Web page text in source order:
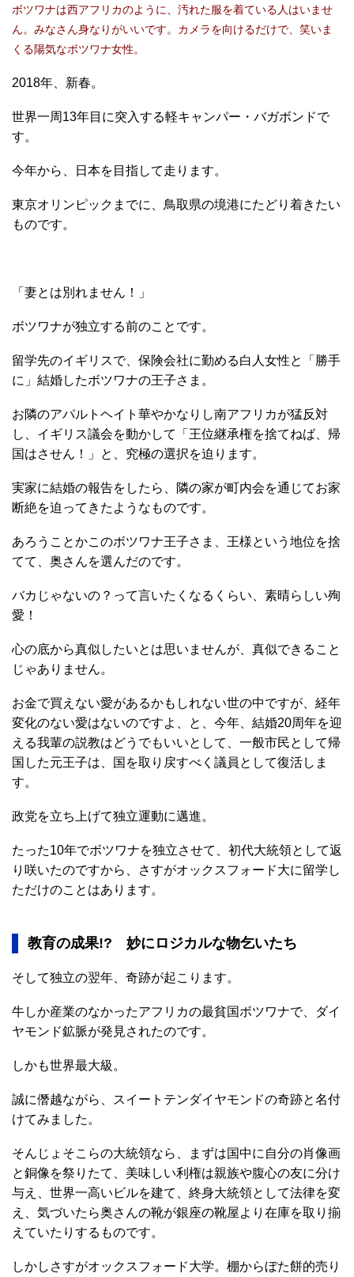
ボツワナは西アフリカのように、汚れた服を着ている人はいませ
ん。みなさん身なりがいいです。カメラを向けるだけで、笑いま
くる陽気なボツワナ女性。
2018年、新春。
世界一周13年目に突入する軽キャンパー・バガボンドで
す。
今年から、日本を目指して走ります。
東京オリンピックまでに、鳥取県の境港にたどり着きたい
ものです。
「妻とは別れません！」
ボツワナが独立する前のことです。
留学先のイギリスで、保険会社に勤める白人女性と「勝手
に」結婚したボツワナの王子さま。
お隣のアパルトヘイト華やかなりし南アフリカが猛反対
し、イギリス議会を動かして「王位継承権を捨てねば、帰
国はさせん！」と、究極の選択を迫ります。
実家に結婚の報告をしたら、隣の家が町内会を通じてお家
断絶を迫ってきたようなものです。
あろうことかこのボツワナ王子さま、王様という地位を捨
てて、奥さんを選んだのです。
バカじゃないの？って言いたくなるくらい、素晴らしい殉
愛！
心の底から真似したいとは思いませんが、真似できること
じゃありません。
お金で買えない愛があるかもしれない世の中ですが、経年
変化のない愛はないのですよ、と、今年、結婚20周年を迎
える我輩の説教はどうでもいいとして、一般市民として帰
国した元王子は、国を取り戻すべく議員として復活しま
す。
政党を立ち上げて独立運動に邁進。
たった10年でボツワナを独立させて、初代大統領として返
り咲いたのですから、さすがオックスフォード大に留学し
ただけのことはあります。
教育の成果!? 妙にロジカルな物乞いたち
そして独立の翌年、奇跡が起こります。
牛しか産業のなかったアフリカの最貧国ボツワナで、ダイ
ヤモンド鉱脈が発見されたのです。
しかも世界最大級。
誠に僭越ながら、スイートテンダイヤモンドの奇跡と名付
けてみました。
そんじょそこらの大統領なら、まずは国中に自分の肖像画
と銅像を祭りたて、美味しい利権は親族や腹心の友に分け
与え、世界一高いビルを建て、終身大統領として法律を変
え、気づいたら奥さんの靴が銀座の靴屋より在庫を取り揃
えていたりするものです。
しかしさすがオックスフォード大学。棚からぼた餅的売り